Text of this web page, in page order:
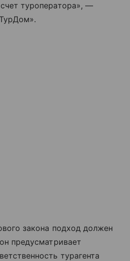
туроператора», —
закона подход должен
предусматривает
турагента